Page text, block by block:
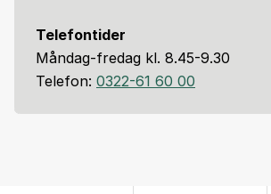
Telefontider
Måndag-fredag kl. 8.45-9.30
Telefon: 0322-61 60 00